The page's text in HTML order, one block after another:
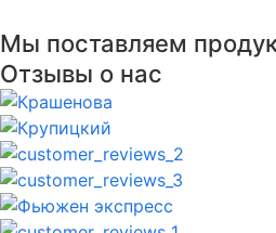
Мы поставляем
Отзывы о нас